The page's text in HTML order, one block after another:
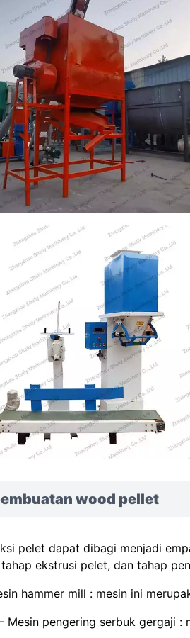
wood pellet
pelet dapat dibagi menjadi
ekstrusi pelet, dan tahap
hammer mill : mesin ini
Mesin pengering serbuk gergaji